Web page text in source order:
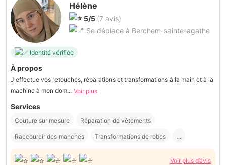
Hélène
5/5 (7 avis)
Se déplace à Berchem-sainte-agathe
Identité vérifiée
À propos
J'effectue vos retouches, réparations et transformations à la main et à la
machine à mon dom... Voir plus
Services
Couture sur mesure Réparation de vêtements
Raccourcir des manches Transformations de robes ...
Voir plus d’avis